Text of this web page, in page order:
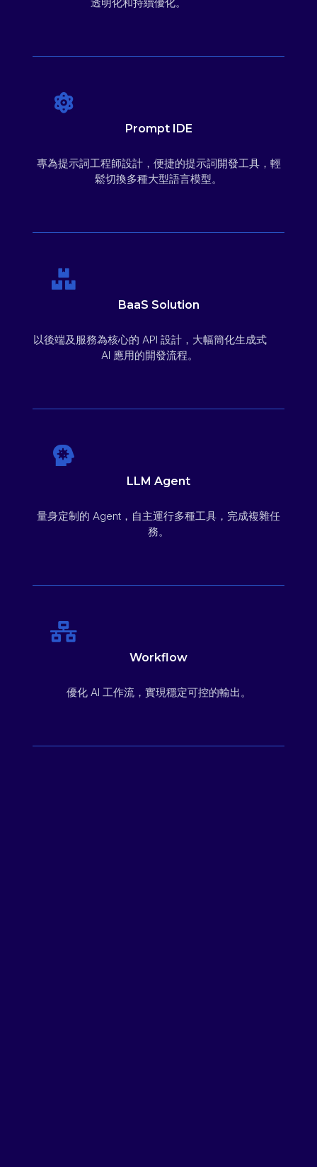
Prompt IDE​
專為提示詞工程師設計，便捷的提示詞開發工具，輕
鬆切換多種大型語言模型。
BaaS Solution​
以後端及服務為核心的 API 設計，大幅簡化生成式
AI 應用的開發流程。
LLM Agent
量身定制的 Agent，自主運行多種工具，完成複雜任
務。
Workflow
優化 AI 工作流，實現穩定可控的輸出。